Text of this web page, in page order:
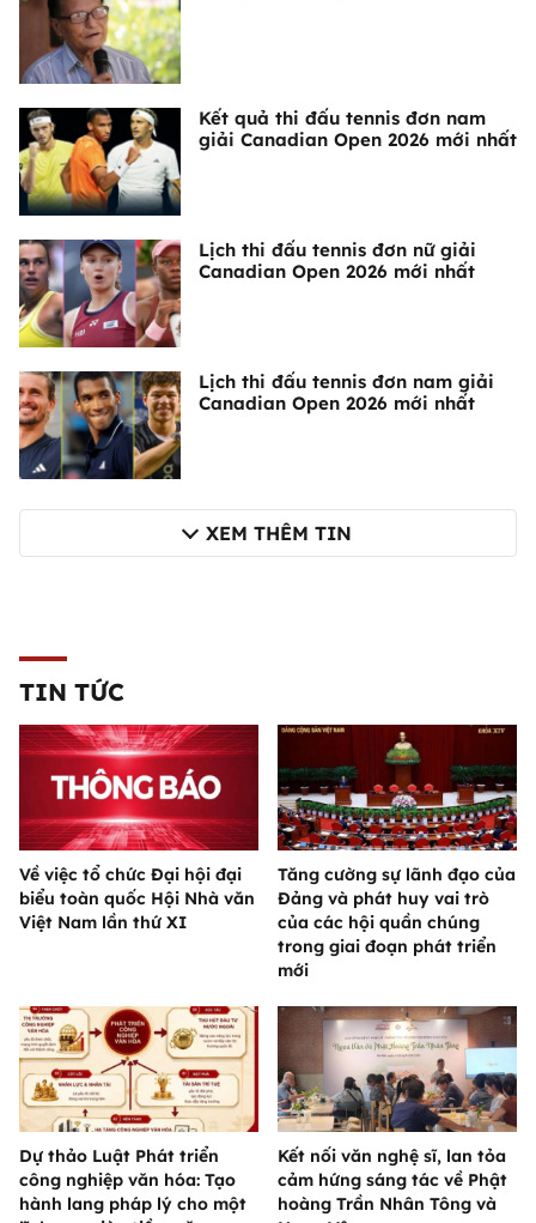
Kết quả thi đấu tennis đơn nam
giải Canadian Open 2026 mới nhất
Lịch thi đấu tennis đơn nữ giải
Canadian Open 2026 mới nhất
Lịch thi đấu tennis đơn nam giải
Canadian Open 2026 mới nhất
XEM THÊM TIN
TIN TỨC
Về việc tổ chức Đại hội đại
biểu toàn quốc Hội Nhà văn
Việt Nam lần thứ XI
Tăng cường sự lãnh đạo của
Đảng và phát huy vai trò
của các hội quần chúng
trong giai đoạn phát triển
mới
Dự thảo Luật Phát triển
công nghiệp văn hóa: Tạo
hành lang pháp lý cho một
Kết nối văn nghệ sĩ, lan tỏa
cảm hứng sáng tác về Phật
hoàng Trần Nhân Tông và